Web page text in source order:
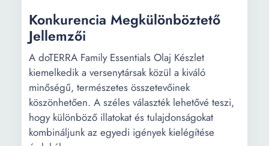
Konkurencia Megkülönböztető
Jellemzői
A doTERRA Family Essentials Olaj Készlet
kiemelkedik a versenytársak közül a kiváló
minőségű, természetes összetevőinek
köszönhetően. A széles választék lehetővé teszi,
hogy különböző illatokat és tulajdonságokat
kombináljunk az egyedi igények kielégítése